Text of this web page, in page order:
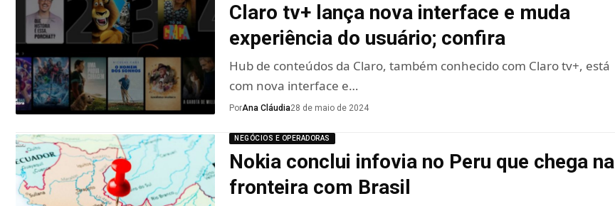
Claro tv+ lança nova interface e muda
experiência do usuário; confira
Hub de conteúdos da Claro, também conhecido com Claro tv+, está
com nova interface e…
PorAna Cláudia28 de maio de 2024
NEGÓCIOS E OPERADORAS
Nokia conclui infovia no Peru que chega na
fronteira com Brasil